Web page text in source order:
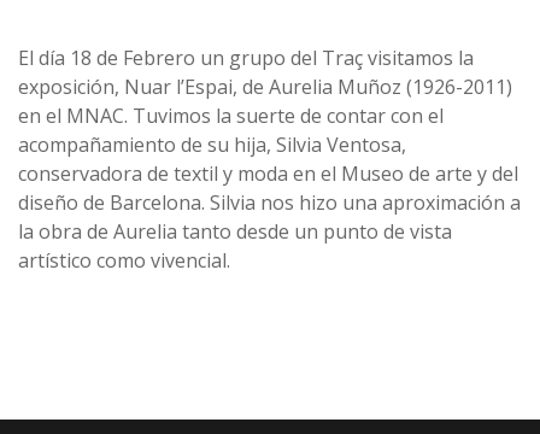
El día 18 de Febrero un grupo del Traç visitamos la
exposición, Nuar l’Espai, de Aurelia Muñoz (1926-2011)
en el MNAC. Tuvimos la suerte de contar con el
acompañamiento de su hija, Silvia Ventosa,
conservadora de textil y moda en el Museo de arte y del
diseño de Barcelona. Silvia nos hizo una aproximación a
la obra de Aurelia tanto desde un punto de vista
artístico como vivencial.